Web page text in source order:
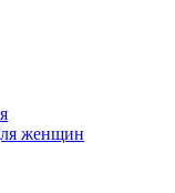
женщин